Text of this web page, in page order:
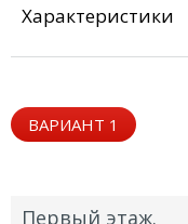
Характеристики
ВАРИАНТ 1
Первый этаж.